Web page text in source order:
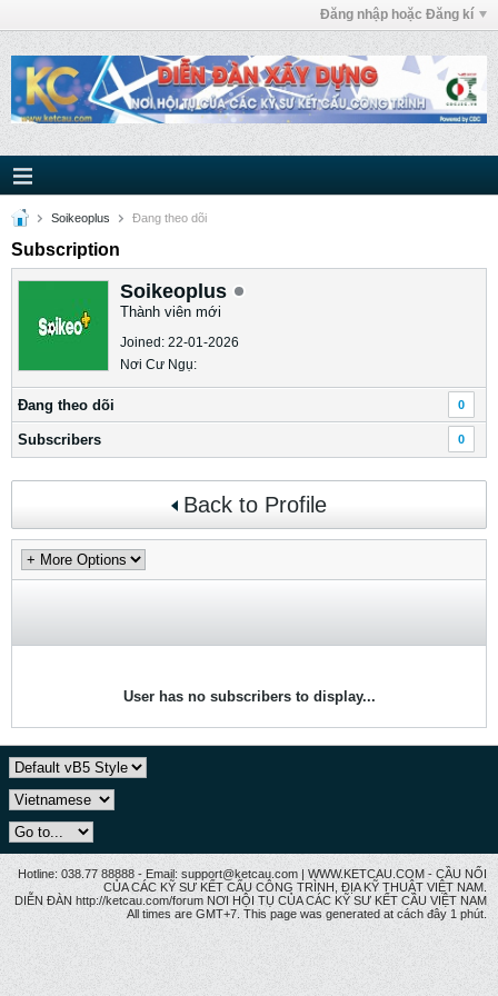
Đăng nhập hoặc Đăng kí
Soikeoplus Ðang theo dõi
Subscription
Soikeoplus
Thành viên mới
Joined: 22-01-2026
Nơi Cư Ngụ:
Ðang theo dõi 0
Subscribers 0
Back to Profile
User has no subscribers to display...
Hotline: 038.77 88888 - Email: support@ketcau.com | WWW.KETCAU.COM - CẦU NỐI
CỦA CÁC KỸ SƯ KẾT CẤU CÔNG TRÌNH, ĐỊA KỸ THUẬT VIỆT NAM.
DIỄN ĐÀN http://ketcau.com/forum NƠI HỘI TỤ CỦA CÁC KỸ SƯ KẾT CÂU VIỆT NAM
All times are GMT+7. This page was generated at cách đây 1 phút.